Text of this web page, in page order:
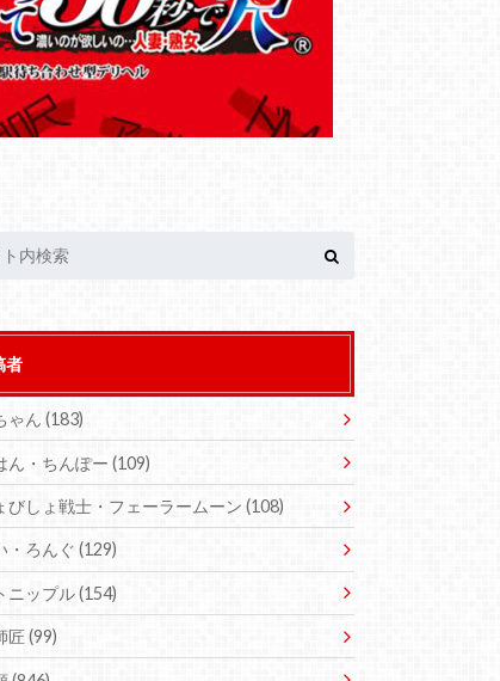
者
ゃん(183)
ん・ちんぽー(109)
びしょ戦士・フェーラームーン(108)
・ろんぐ(129)
ニップル(154)
匠(99)